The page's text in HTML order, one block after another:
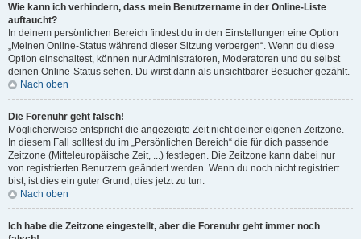
Wie kann ich verhindern, dass mein Benutzername in der Online-Liste
auftaucht?
In deinem persönlichen Bereich findest du in den Einstellungen eine Option
„Meinen Online-Status während dieser Sitzung verbergen“. Wenn du diese
Option einschaltest, können nur Administratoren, Moderatoren und du selbst
deinen Online-Status sehen. Du wirst dann als unsichtbarer Besucher gezählt.
Nach oben
Die Forenuhr geht falsch!
Möglicherweise entspricht die angezeigte Zeit nicht deiner eigenen Zeitzone.
In diesem Fall solltest du im „Persönlichen Bereich“ die für dich passende
Zeitzone (Mitteleuropäische Zeit, ...) festlegen. Die Zeitzone kann dabei nur
von registrierten Benutzern geändert werden. Wenn du noch nicht registriert
bist, ist dies ein guter Grund, dies jetzt zu tun.
Nach oben
Ich habe die Zeitzone eingestellt, aber die Forenuhr geht immer noch